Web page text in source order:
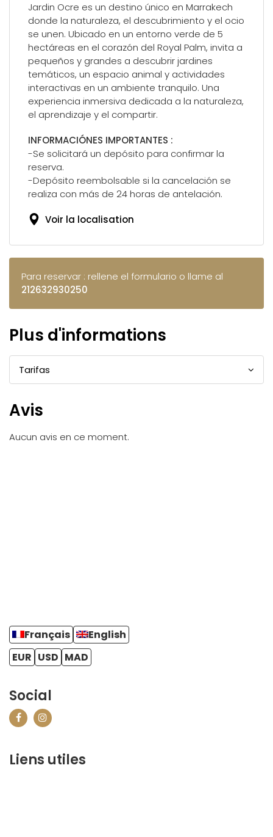
Jardin Ocre es un destino único en Marrakech
donde la naturaleza, el descubrimiento y el ocio
se unen. Ubicado en un entorno verde de 5
hectáreas en el corazón del Royal Palm, invita a
pequeños y grandes a descubrir jardines
temáticos, un espacio animal y actividades
interactivas en un ambiente tranquilo. Una
experiencia inmersiva dedicada a la naturaleza,
el aprendizaje y el compartir.
INFORMACIÓNES IMPORTANTES :
-Se solicitará un depósito para confirmar la
reserva.
-Depósito reembolsable si la cancelación se
realiza con más de 24 horas de antelación.
Voir la localisation
Para reservar : rellene el formulario o llame al
212632930250
Plus d'informations
Tarifas
Avis
Aucun avis en ce moment.
Français
English
EUR USD MAD
Social
Liens utiles